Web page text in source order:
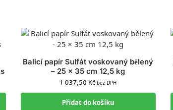
Balicí papír Sulfát voskovaný bělený
– 25 × 35 cm 12,5 kg
1 037,50 Kč bez DPH
Přidat do košíku